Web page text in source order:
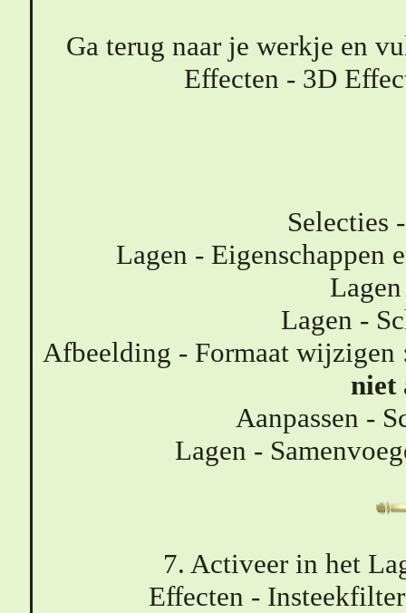
Ga terug naar je werkje en
Effecten - 3D
Selecties
Lagen - Eigenschappen
Lagen -
Afbeelding - Formaat
niet
Aanpassen -
Lagen -
7. Activeer in het
Effecten -